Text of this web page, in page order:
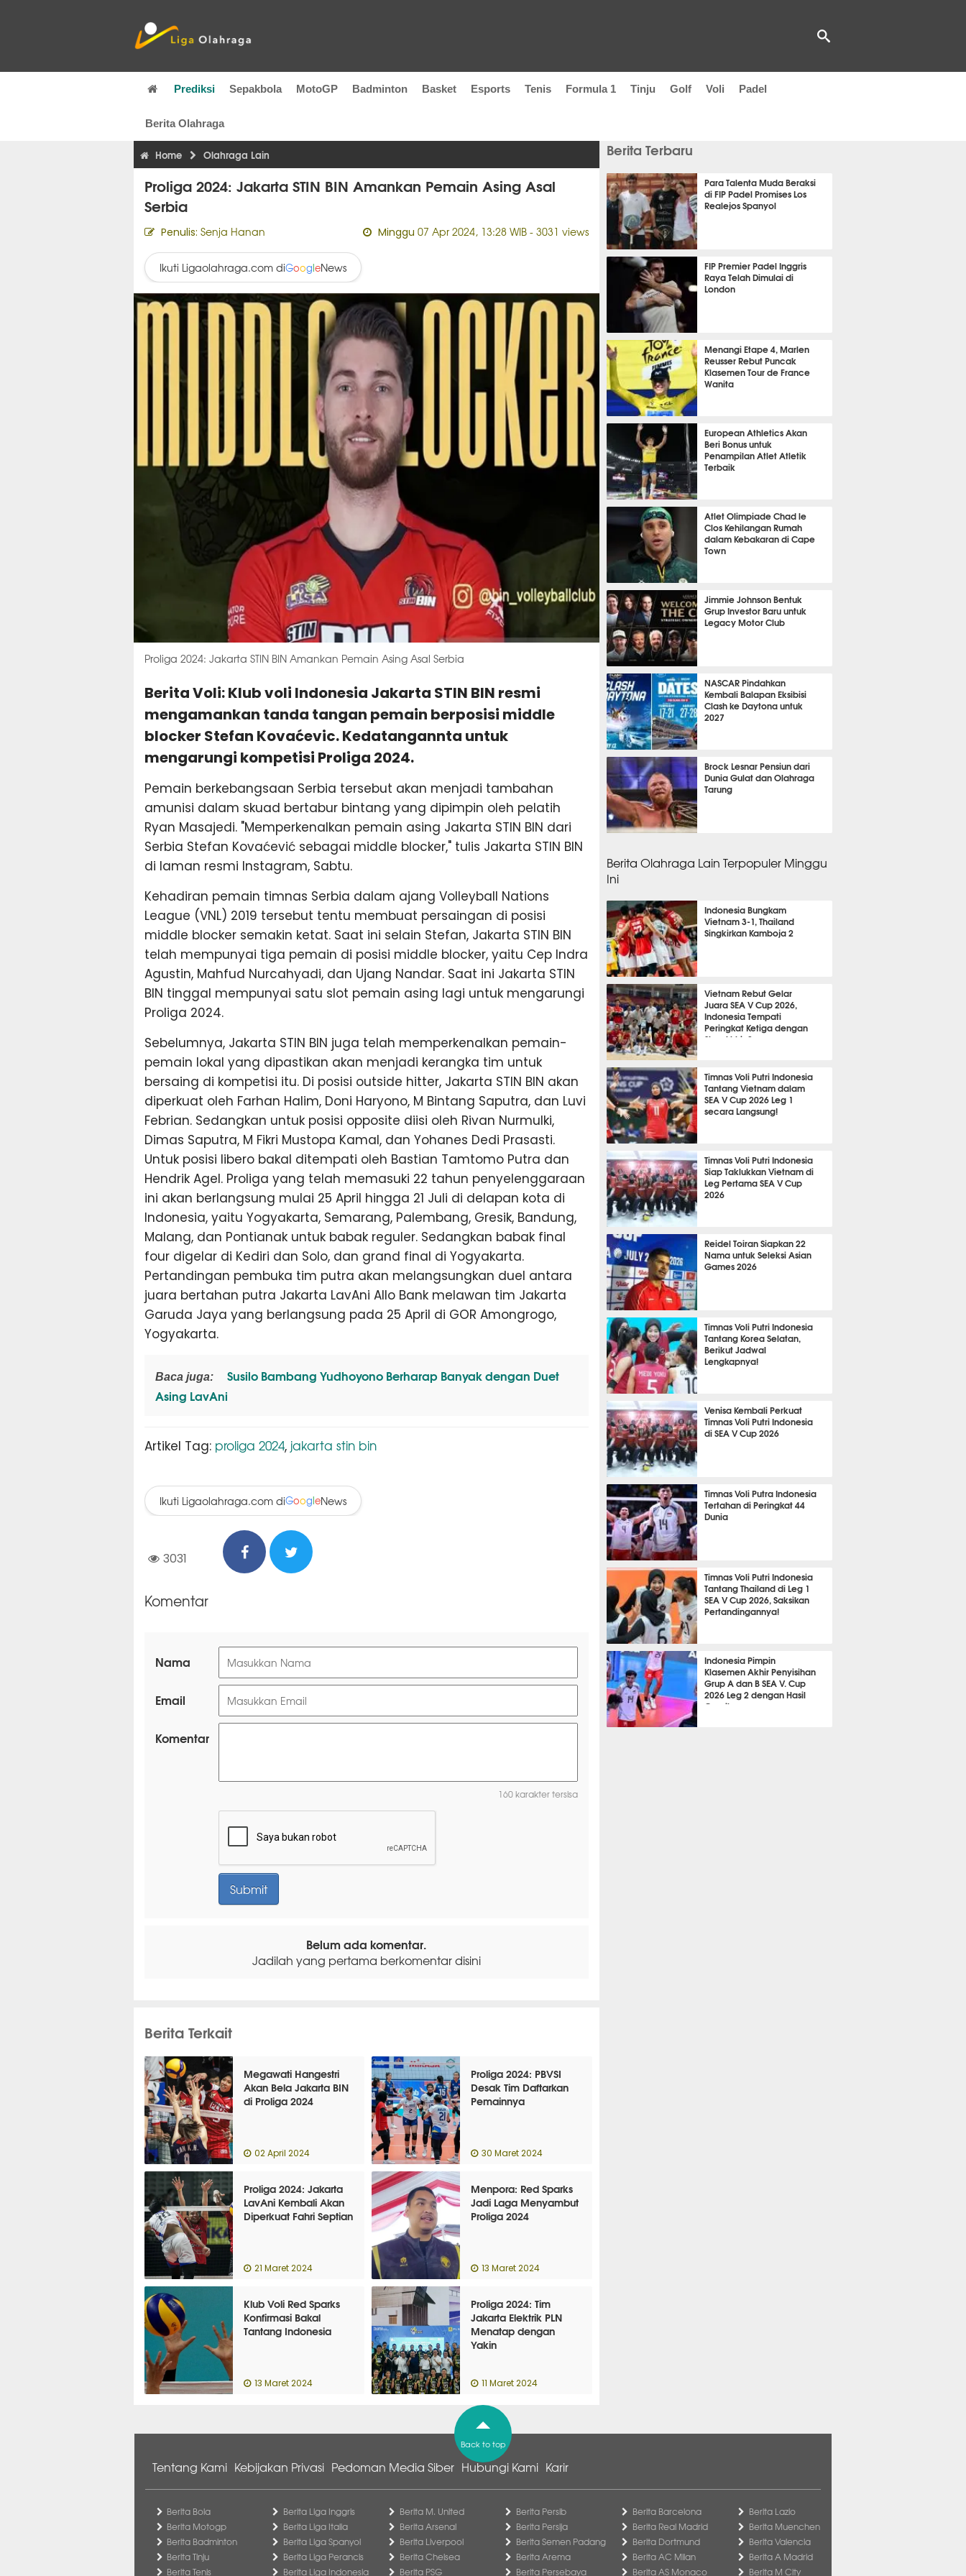
Prediksi Sepakbola MotoGP Badminton Basket Esports Tenis Formula 1 Tinju Golf Voli Padel
Berita Olahraga
Home Olahraga Lain
Proliga 2024: Jakarta STIN BIN Amankan Pemain Asing Asal
Serbia
Penulis: Senja Hanan Minggu 07 Apr 2024, 13:28 WIB- 3031 views
Ikuti Ligaolahraga.com diGoogleNews
Proliga 2024: Jakarta STIN BIN Amankan Pemain Asing Asal Serbia
Berita Voli: Klub voli Indonesia Jakarta STIN BIN resmi
mengamankan tanda tangan pemain berposisi middle
blocker Stefan Kovaćevic. Kedatangannta untuk
mengarungi kompetisi Proliga 2024.
Pemain berkebangsaan Serbia tersebut akan menjadi tambahan
amunisi dalam skuad bertabur bintang yang dipimpin oleh pelatih
Ryan Masajedi. "Memperkenalkan pemain asing Jakarta STIN BIN dari
Serbia Stefan Kovaćević sebagai middle blocker," tulis Jakarta STIN BIN
di laman resmi Instagram, Sabtu.
Kehadiran pemain timnas Serbia dalam ajang Volleyball Nations
League (VNL) 2019 tersebut tentu membuat persaingan di posisi
middle blocker semakin ketat. Saat ini selain Stefan, Jakarta STIN BIN
telah mempunyai tiga pemain di posisi middle blocker, yaitu Cep Indra
Agustin, Mahfud Nurcahyadi, dan Ujang Nandar. Saat ini Jakarta STIN
BIN tinggal mempunyai satu slot pemain asing lagi untuk mengarungi
Proliga 2024.
Sebelumnya, Jakarta STIN BIN juga telah memperkenalkan pemain-
pemain lokal yang dipastikan akan menjadi kerangka tim untuk
bersaing di kompetisi itu. Di posisi outside hitter, Jakarta STIN BIN akan
diperkuat oleh Farhan Halim, Doni Haryono, M Bintang Saputra, dan Luvi
Febrian. Sedangkan untuk posisi opposite diisi oleh Rivan Nurmulki,
Dimas Saputra, M Fikri Mustopa Kamal, dan Yohanes Dedi Prasasti.
Untuk posisi libero bakal ditempati oleh Bastian Tamtomo Putra dan
Hendrik Agel. Proliga yang telah memasuki 22 tahun penyelenggaraan
ini akan berlangsung mulai 25 April hingga 21 Juli di delapan kota di
Indonesia, yaitu Yogyakarta, Semarang, Palembang, Gresik, Bandung,
Malang, dan Pontianak untuk babak reguler. Sedangkan babak final
four digelar di Kediri dan Solo, dan grand final di Yogyakarta.
Pertandingan pembuka tim putra akan melangsungkan duel antara
juara bertahan putra Jakarta LavAni Allo Bank melawan tim Jakarta
Garuda Jaya yang berlangsung pada 25 April di GOR Amongrogo,
Yogyakarta.
Baca juga:
Susilo Bambang Yudhoyono Berharap Banyak dengan Duet
Asing LavAni
Artikel Tag: proliga 2024, jakarta stin bin
Ikuti Ligaolahraga.com diGoogleNews
3031
Komentar
Nama
Email
Komentar
160 karakter tersisa
Belum ada komentar.
Jadilah yang pertama berkomentar disini
Berita Terkait
Megawati Hangestri
Akan Bela Jakarta BIN
di Proliga 2024
02 April 2024
Proliga 2024: PBVSI
Desak Tim Daftarkan
Pemainnya
30 Maret 2024
Proliga 2024: Jakarta
LavAni Kembali Akan
Diperkuat Fahri Septian
21 Maret 2024
Menpora: Red Sparks
Jadi Laga Menyambut
Proliga 2024
13 Maret 2024
Klub Voli Red Sparks
Konfirmasi Bakal
Tantang Indonesia
13 Maret 2024
Proliga 2024: Tim
Jakarta Elektrik PLN
Menatap dengan
Yakin
11 Maret 2024
Berita Terbaru
Para Talenta Muda Beraksi
di FIP Padel Promises Los
Realejos Spanyol
15 menit 10 detik lalu
FIP Premier Padel Inggris
Raya Telah Dimulai di
London
1 jam 15 menit lalu
Menangi Etape 4, Marlen
Reusser Rebut Puncak
Klasemen Tour de France
Wanita
18 jam 9 menit lalu
European Athletics Akan
Beri Bonus untuk
Penampilan Atlet Atletik
Terbaik
18 jam 11 menit lalu
Atlet Olimpiade Chad le
Clos Kehilangan Rumah
dalam Kebakaran di Cape
Town
18 jam 16 menit lalu
Jimmie Johnson Bentuk
Grup Investor Baru untuk
Legacy Motor Club
18 jam 19 menit lalu
NASCAR Pindahkan
Kembali Balapan Eksibisi
Clash ke Daytona untuk
2027
18 jam 27 menit lalu
Brock Lesnar Pensiun dari
Dunia Gulat dan Olahraga
Tarung
Berita Olahraga Lain Terpopuler Minggu
Ini
Indonesia Bungkam
Vietnam 3-1, Thailand
Singkirkan Kamboja 2
OLAHRAGA LAIN
Vietnam Rebut Gelar
Juara SEA V Cup 2026,
Indonesia Tempati
Peringkat Ketiga dengan
Skor Akhir 2
OLAHRAGA LAIN
Timnas Voli Putri Indonesia
Tantang Vietnam dalam
SEA V Cup 2026 Leg 1
secara Langsung!
OLAHRAGA LAIN
Timnas Voli Putri Indonesia
Siap Taklukkan Vietnam di
Leg Pertama SEA V Cup
2026
OLAHRAGA LAIN
Reidel Toiran Siapkan 22
Nama untuk Seleksi Asian
Games 2026
OLAHRAGA LAIN
Timnas Voli Putri Indonesia
Tantang Korea Selatan,
Berikut Jadwal
Lengkapnya!
OLAHRAGA LAIN
Venisa Kembali Perkuat
Timnas Voli Putri Indonesia
di SEA V Cup 2026
OLAHRAGA LAIN
Timnas Voli Putra Indonesia
Tertahan di Peringkat 44
Dunia
OLAHRAGA LAIN
Timnas Voli Putri Indonesia
Tantang Thailand di Leg 1
SEA V Cup 2026, Saksikan
Pertandingannya!
OLAHRAGA LAIN
Indonesia Pimpin
Klasemen Akhir Penyisihan
Grup A dan B SEA V. Cup
2026 Leg 2 dengan Hasil
Gemilang
Back to top
Tentang Kami Kebijakan Privasi Pedoman Media Siber Hubungi Kami Karir
Berita Bola
Berita Motogp
Berita Badminton
Berita Tinju
Berita Tenis
Berita Liga Inggris
Berita Liga Italia
Berita Liga Spanyol
Berita Liga Perancis
Berita Liga Indonesia
Berita M. United
Berita Arsenal
Berita Liverpool
Berita Chelsea
Berita PSG
Berita Persib
Berita Persija
Berita Semen Padang
Berita Arema
Berita Persebaya
Berita Barcelona
Berita Real Madrid
Berita Dortmund
Berita AC Milan
Berita AS Monaco
Berita Lazio
Berita Muenchen
Berita Valencia
Berita A Madrid
Berita M City